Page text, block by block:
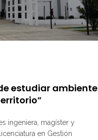
estudiar ambiente
ingeniera, magíster y
en Gestión